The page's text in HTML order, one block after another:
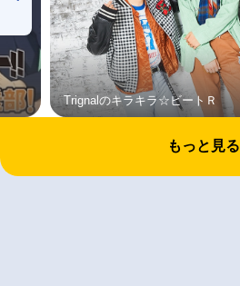
Trignalのキラキラ☆ビートＲ
もっと見る